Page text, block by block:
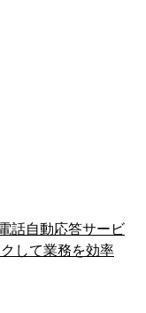
話自動応答サービ
して業務を効率